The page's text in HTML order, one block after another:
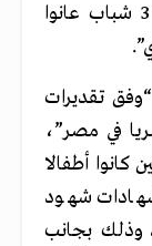
توثيقها من قبل، وسيتم حذف أسماء 3 شباب عانوا
تقديرات
مختفي قسريا في مصر”،
6 من المختفين كانوا أطفالا
شهود
وذلك بجانب